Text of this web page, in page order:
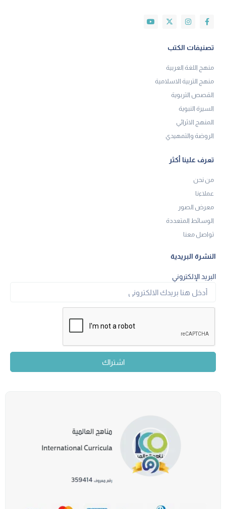
تصنيفات الكتب
منهج اللغة العربية
منهج التربية الاسلامية
القصص التربوية
السيرة النبوية
المنهج الاثرائي
الروضة والتمهيدي
تعرف علينا أكثر
من نحن
عملاءنا
معرض الصور
الوسائط المتعددة
تواصل معنا
النشرة البريدية
البريد الإلكتروني
اشتراك